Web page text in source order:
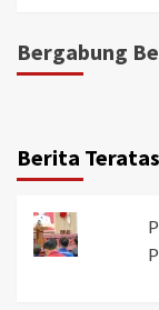
Bergabung
Berita Teratas